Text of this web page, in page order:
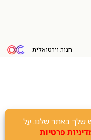
חנות וירטואלית